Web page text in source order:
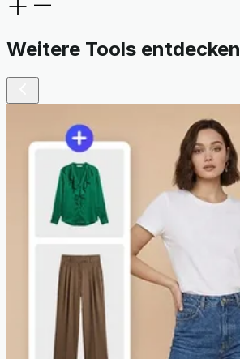
Weitere Tools entdecken